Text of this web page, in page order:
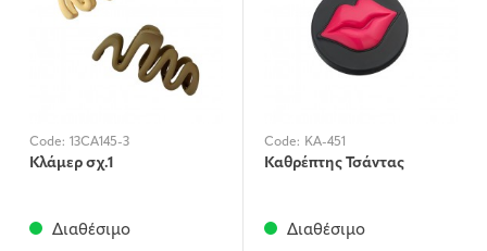
Code: 13CA145-3
Κλάμερ σχ.1
Διαθέσιμο
Code: KA-451
Καθρέπτης Τσάντας
Διαθέσιμο